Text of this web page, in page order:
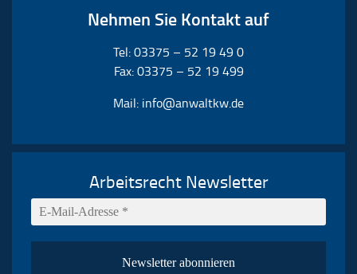
Nehmen Sie Kontakt auf
Tel: 03375 – 52 19 49 0
Fax: 03375 – 52 19 499
Mail: info@anwaltkw.de
Arbeitsrecht Newsletter